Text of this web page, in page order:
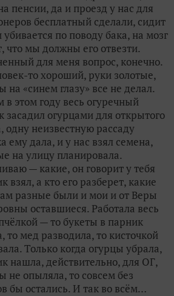
пенсии, да и проезд у нас для
бесплатный сделали, сидит
по поводу бака, на мозг
что мы должны его отвезти.
для меня вопрос, конечно.
то хороший, руки золотые,
на «синем глазу» все не делал.
в этом году весь огуречный
засадил огурцами для открытого
одну неизвестную рассаду
ему дала, и у нас взял семена,
на улицу планировала.
— какие, он говорит у тебя
взял, а кто его разберет, какие
разные были и мои и от Веры
оставшиеся. Работала весь
— то букеты в парник
то мед разводила, то кисточкой
Только когда огурцы убрала,
нашла, действительно, для ОГ,
не опыляла, то совсем без
бы остались. И так во всём…